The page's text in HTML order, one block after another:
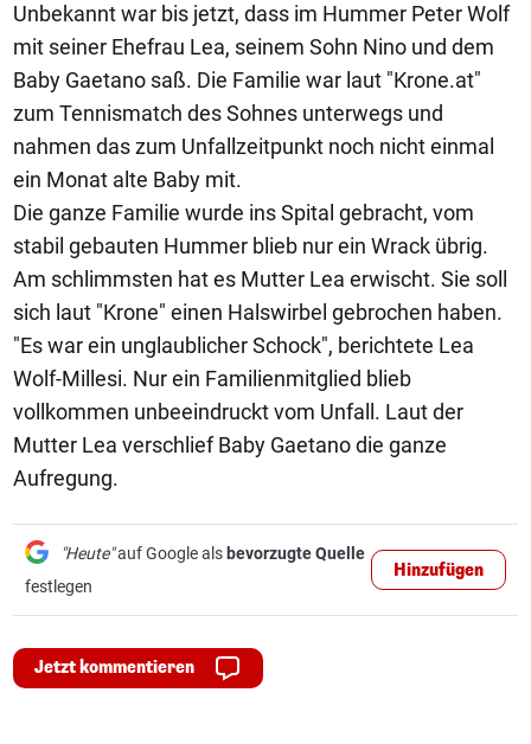
Unbekannt war bis jetzt, dass im Hummer Peter Wolf
mit seiner Ehefrau Lea, seinem Sohn Nino und dem
Baby Gaetano saß. Die Familie war laut "Krone.at"
zum Tennismatch des Sohnes unterwegs und
nahmen das zum Unfallzeitpunkt noch nicht einmal
ein Monat alte Baby mit.
Die ganze Familie wurde ins Spital gebracht, vom
stabil gebauten Hummer blieb nur ein Wrack übrig.
Am schlimmsten hat es Mutter Lea erwischt. Sie soll
sich laut "Krone" einen Halswirbel gebrochen haben.
"Es war ein unglaublicher Schock", berichtete Lea
Wolf-Millesi. Nur ein Familienmitglied blieb
vollkommen unbeeindruckt vom Unfall. Laut der
Mutter Lea verschlief Baby Gaetano die ganze
Aufregung.
"Heute"auf Google als bevorzugte Quelle
festlegen
Hinzufügen
Jetzt kommentieren